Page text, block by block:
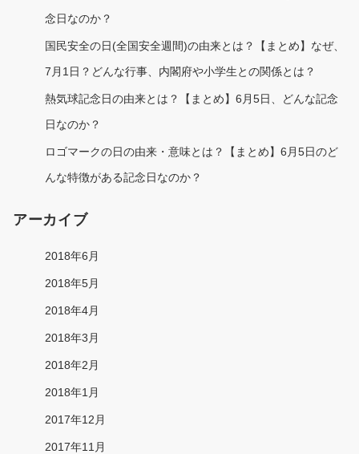
念日なのか？
国民安全の日(全国安全週間)の由来とは？【まとめ】なぜ、
7月1日？どんな行事、内閣府や小学生との関係とは？
熱気球記念日の由来とは？【まとめ】6月5日、どんな記念
日なのか？
ロゴマークの日の由来・意味とは？【まとめ】6月5日のど
んな特徴がある記念日なのか？
アーカイブ
2018年6月
2018年5月
2018年4月
2018年3月
2018年2月
2018年1月
2017年12月
2017年11月